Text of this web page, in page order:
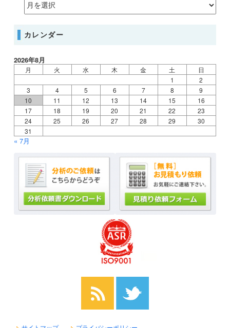
カレンダー
2026年8月
月 火 水 木 金 土
日
1
2
3
4 5 6 7 8
9
10
11 12 13 14 15
16
17
18 19 20 21 22
23
24
25 26 27 28 29
30
31
« 7月